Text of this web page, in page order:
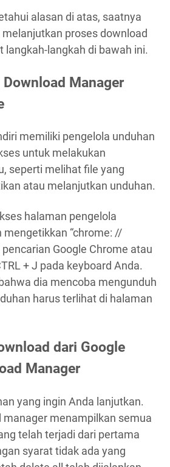
alasan di atas, saatnya
proses download
langkah-langkah di bawah ini.
Manager
memiliki pengelola unduhan
untuk melakukan
seperti melihat file yang
atau melanjutkan unduhan.
halaman pengelola
mengetikkan “chrome: //
Google Chrome atau
+ J pada keyboard Anda.
dia mencoba mengunduh
harus terlihat di halaman
dari Google
Manager
yang ingin Anda lanjutkan.
menampilkan semua
telah terjadi dari pertama
syarat tidak ada yang